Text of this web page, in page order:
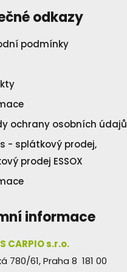
odkazy
podmínky
ochrany osobních údajů
- splátkový prodej,
prodej ESSOX
informace
CARPIO s.r.o.
780/61, Praha 8 181 00